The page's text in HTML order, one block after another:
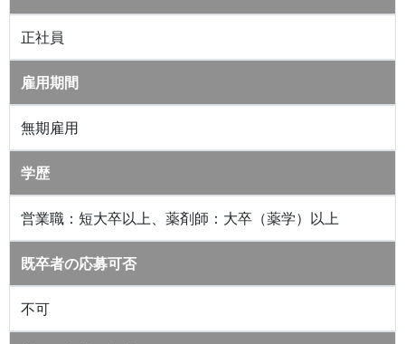
正社員
雇用期間
無期雇用
学歴
営業職：短大卒以上、薬剤師：大卒（薬学）以上
既卒者の応募可否
不可